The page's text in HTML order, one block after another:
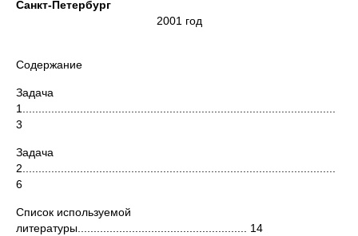
Санкт-Петербург
2001 год
Содержание
Задача
1..................................................................................................
3
Задача
2..................................................................................................
6
Список используемой
литературы..................................................... 14